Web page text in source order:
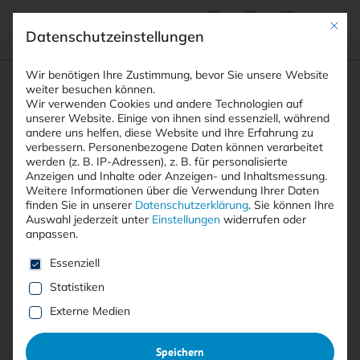
Suchfeld
Suchen
Breadcrumb-Navigation
STARTSEITE POSTSCRIPT
Alle Beiträge mit dem
Schlagwort “PostScript”
Mit
Datenschutzeinstellungen
Wir benötigen Ihre Zustimmung, bevor Sie unsere Website
weiter besuchen können.
Wir verwenden Cookies und andere Technologien auf
unserer Website. Einige von ihnen sind essenziell, während
andere uns helfen, diese Website und Ihre Erfahrung zu
verbessern. Personenbezogene Daten können verarbeitet
werden (z. B. IP-Adressen), z. B. für personalisierte
Anzeigen und Inhalte oder Anzeigen- und Inhaltsmessung.
Weitere Informationen über die Verwendung Ihrer Daten
finden Sie in unserer Datenschutzerklärung. Sie können Ihre
Auswahl jederzeit unter Einstellungen widerrufen oder
anpassen.
Es folgt eine Liste der Service-Gruppen, für die eine
Essenziell
Statistiken
Externe Medien
Speichern